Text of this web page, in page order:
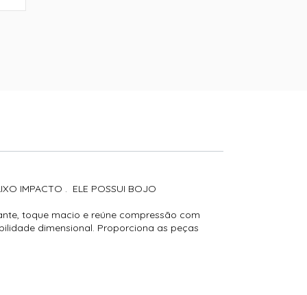
IMPACTO . ELE POSSUI BOJO
toque macio e reúne compressão com
dimensional. Proporciona as peças